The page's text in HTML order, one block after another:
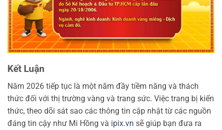
Kết Luận
Năm 2026 tiếp tục là một năm đầy tiềm năng và thách
thức đối với thị trường vàng và trang sức. Việc trang bị kiến
thức, theo dõi sát sao các thông tin cập nhật từ các nguồn
đáng tin cậy như Mi Hồng và ipix.vn sẽ giúp bạn đưa ra